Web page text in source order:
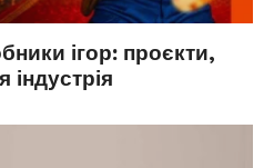
ігор: проєкти,